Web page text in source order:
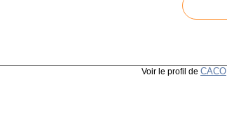
Voir le profil de CACO